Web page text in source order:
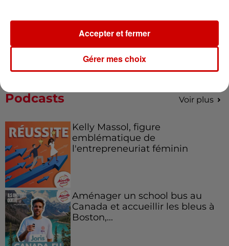
vous !
Podcasts Voir plus
Kelly Massol, figure
emblématique de
l'entrepreneuriat féminin
Aménager un school bus au
Canada et accueillir les bleus à
Boston,...
Gérer mes choix
Accepter et fermer